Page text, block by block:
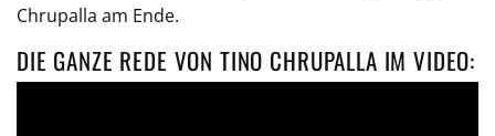
Chrupalla am Ende.
DIE GANZE REDE VON TINO CHRUPALLA IM VIDEO: